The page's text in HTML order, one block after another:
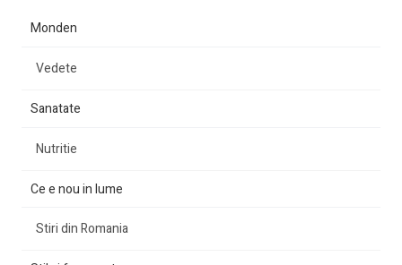
Monden
Vedete
Sanatate
Nutritie
Ce e nou in lume
Stiri din Romania